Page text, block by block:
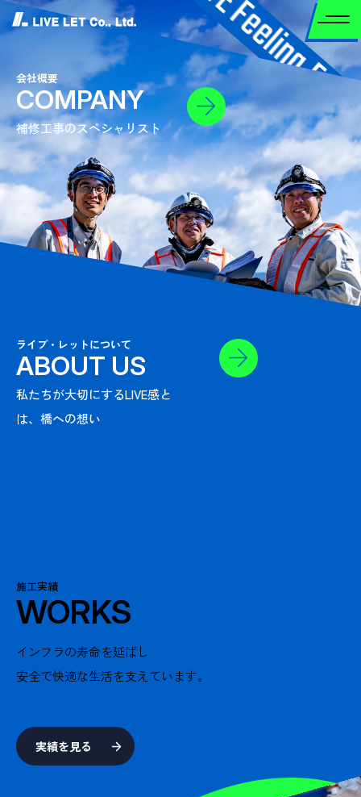
For Bridge Construction, More LIVE Feeling. For
会社概要
COMPANY
補修工事のスペシャリスト
ライブ・レットについて
ABOUT US
私たちが大切にするLIVE感と
は、 橋への想い
施工実績
WORKS
インフラの寿命を延ばし
安全で快適な生活を支えています。
実績を見る